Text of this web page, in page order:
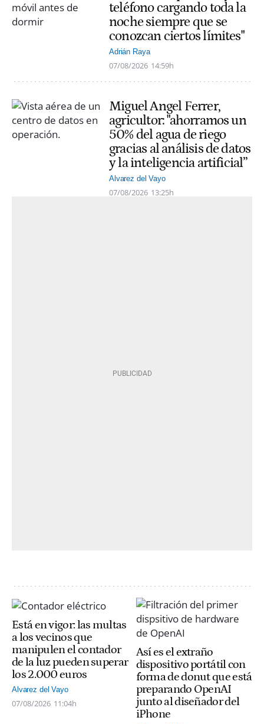
teléfono cargando toda la
noche siempre que se
conozcan ciertos límites"
Adrián Raya
07/08/2026 14:59h
Miguel Angel Ferrer,
agricultor: "ahorramos un
50% del agua de riego
gracias al análisis de datos
y la inteligencia artificial”
Alvarez del Vayo
07/08/2026 13:25h
Está en vigor: las multas
a los vecinos que
manipulen el contador
de la luz pueden superar
los 2.000 euros
Alvarez del Vayo
07/08/2026 11:04h
Así es el extraño
dispositivo portátil con
forma de donut que está
preparando OpenAI
junto al diseñador del
iPhone